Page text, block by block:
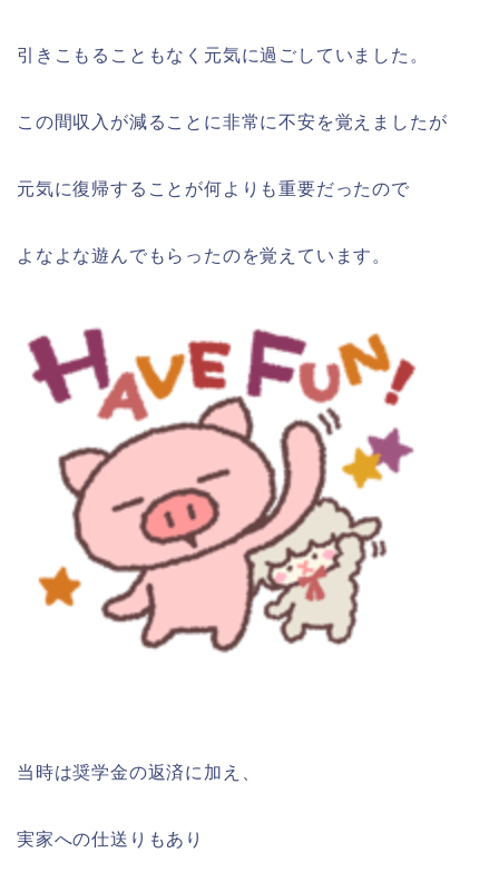
引きこもることもなく元気に過ごしていました。
この間収入が減ることに非常に不安を覚えましたが
元気に復帰することが何よりも重要だったので
よなよな遊んでもらったのを覚えています。
当時は奨学金の返済に加え、
実家への仕送りもあり